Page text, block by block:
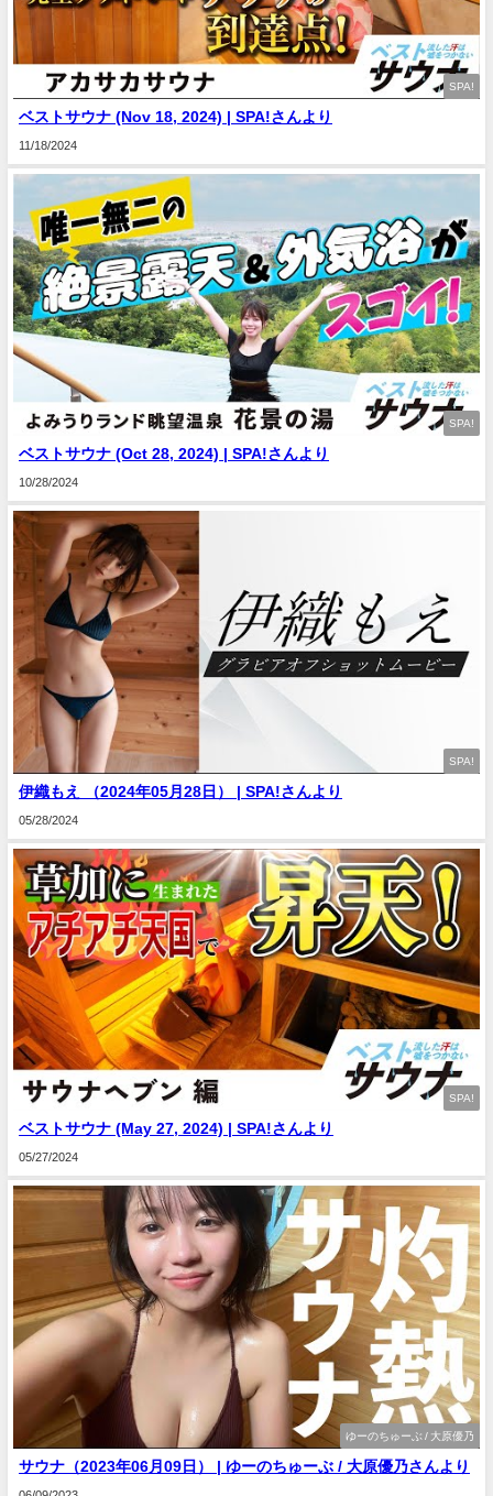
SPA!
ベストサウナ (Nov 18, 2024) | SPA!さんより
11/18/2024
SPA!
ベストサウナ (Oct 28, 2024) | SPA!さんより
10/28/2024
SPA!
伊織もえ （2024年05月28日） | SPA!さんより
05/28/2024
SPA!
ベストサウナ (May 27, 2024) | SPA!さんより
05/27/2024
ゆーのちゅーぶ / 大原優乃
サウナ（2023年06月09日） | ゆーのちゅーぶ / 大原優乃さんより